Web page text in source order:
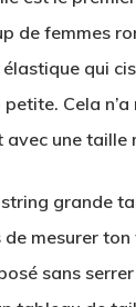
de femmes
élastique qui
petite. Cela
avec une taille
grande
mesurer ton
sans